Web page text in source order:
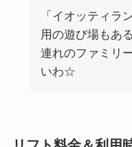
「イオッティラ
用の遊び場もあ
連れのファミリ
いわ☆